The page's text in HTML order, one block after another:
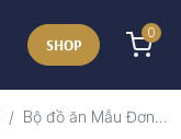
SHOP
0
Bộ đồ ăn Mẫu Đơn...